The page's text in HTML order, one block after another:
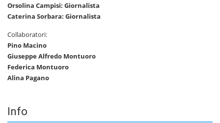
Orsolina Campisi: Giornalista
Caterina Sorbara: Giornalista
Collaboratori:
Pino Macino
Giuseppe Alfredo Montuoro
Federica Montuoro
Alina Pagano
Info